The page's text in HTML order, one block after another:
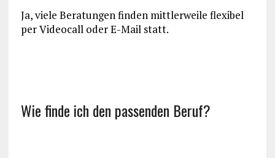
Ja, viele Beratungen finden mittlerweile flexibel
per Videocall oder E-Mail statt.
Wie finde ich den passenden Beruf?